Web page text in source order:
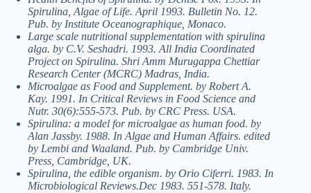
Spirulina, Algae of Life. April 1993. Bulletin No. 12.
Pub. by Institute Oceanographique, Monaco.
Large scale nutritional supplementation with spirulina
alga. by C.V. Seshadri. 1993. All India Coordinated
Project on Spirulina. Shri Amm Murugappa Chettiar
Research Center (MCRC) Madras, India.
Microalgae as Food and Supplement. by Robert A.
Kay. 1991. In Critical Reviews in Food Science and
Nutr. 30(6):555-573. Pub. by CRC Press. USA.
Spirulina: a model for microalgae as human food. by
Alan Jassby. 1988. In Algae and Human Affairs. edited
by Lembi and Waaland. Pub. by Cambridge Univ.
Press, Cambridge, UK.
Spirulina, the edible organism. by Orio Ciferri. 1983. In
Microbiological Reviews.Dec 1983. 551-578. Italy.